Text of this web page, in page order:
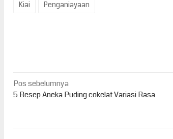
Kiai Penganiayaan
Navigasi
pos
Pos sebelumnya
5 Resep Aneka Puding cokelat Variasi Rasa